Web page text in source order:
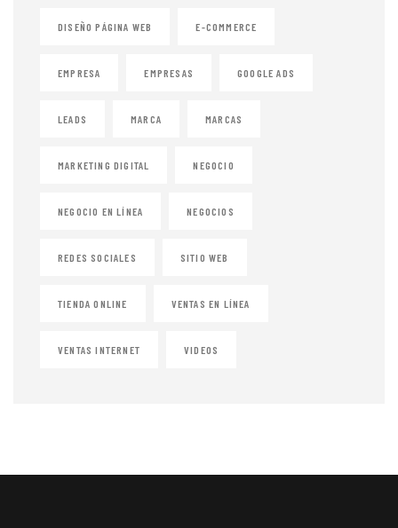
DISEÑO PÁGINA WEB E-COMMERCE
EMPRESA EMPRESAS GOOGLE ADS
LEADS MARCA MARCAS
MARKETING DIGITAL NEGOCIO
NEGOCIO EN LÍNEA NEGOCIOS
REDES SOCIALES SITIO WEB
TIENDA ONLINE VENTAS EN LÍNEA
VENTAS INTERNET VIDEOS